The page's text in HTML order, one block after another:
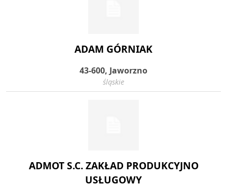
ADAM GÓRNIAK
43-600, Jaworzno
śląskie
ADMOT S.C. ZAKŁAD PRODUKCYJNO
USŁUGOWY